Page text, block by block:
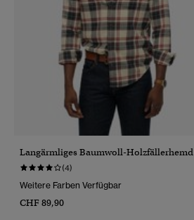
Langärmliges Baumwoll-Holzfällerhemd
(4)
Weitere Farben Verfügbar
CHF 89,90